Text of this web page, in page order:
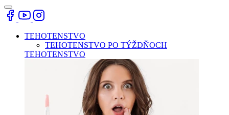
TEHOTENSTVO
TEHOTENSTVO PO TÝŽDŇOCH
TEHOTENSTVO